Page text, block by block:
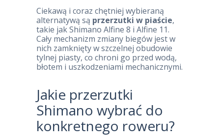
Ciekawą i coraz chętniej wybieraną
alternatywą są przerzutki w piaście,
takie jak Shimano Alfine 8 i Alfine 11.
Cały mechanizm zmiany biegów jest w
nich zamknięty w szczelnej obudowie
tylnej piasty, co chroni go przed wodą,
błotem i uszkodzeniami mechanicznymi.
Jakie przerzutki
Shimano wybrać do
konkretnego roweru?